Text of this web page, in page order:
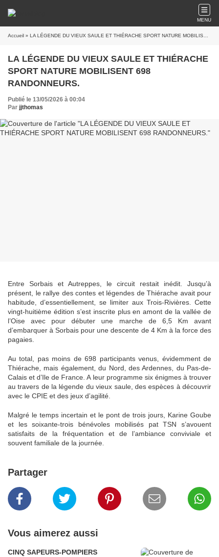
MENU
Accueil » LA LÉGENDE DU VIEUX SAULE ET THIÉRACHE SPORT NATURE MOBILISENT 698 RANDONNEURS.
LA LÉGENDE DU VIEUX SAULE ET THIÉRACHE
SPORT NATURE MOBILISENT 698
RANDONNEURS.
Publié le 13/05/2026 à 00:04
Par jjthomas
Entre Sorbais et Autreppes, le circuit restait inédit. Jusqu’à
présent, le rallye des contes et légendes de Thiérache avait pour
habitude, d’essentiellement, se limiter aux Trois-Rivières. Cette
vingt-huitième édition s’est inscrite plus en amont de la vallée de
l’Oise avec pour débuter une marche de 6,5 Km avant
d’embarquer à Sorbais pour une descente de 4 Km à la force des
pagaies.
Au total, pas moins de 698 participants venus, évidemment de
Thiérache, mais également, du Nord, des Ardennes, du Pas-de-
Calais et d’Ile de France. A leur programme six énigmes à trouver
au travers de la légende du vieux saule, des espèces à découvrir
avec le CPIE et des jeux d’agilité.
Malgré le temps incertain et le pont de trois jours, Karine Goube
et les soixante-trois bénévoles mobilisés pat TSN s’avouent
satisfaits de la fréquentation et de l’ambiance conviviale et
souvent familiale de la journée.
Partager
Vous aimerez aussi
CINQ SAPEURS-POMPIERS